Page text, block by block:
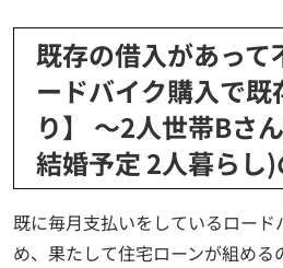
既存の借入があっ
ードバイク購入で既
り】 ～2人世帯Bさ
結婚予定 2人暮らし
既に毎月支払いをしているロー
め、果たして住宅ローンが組める